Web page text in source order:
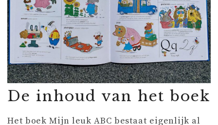
De inhoud van het boek
Het boek Mijn leuk ABC bestaat eigenlijk al